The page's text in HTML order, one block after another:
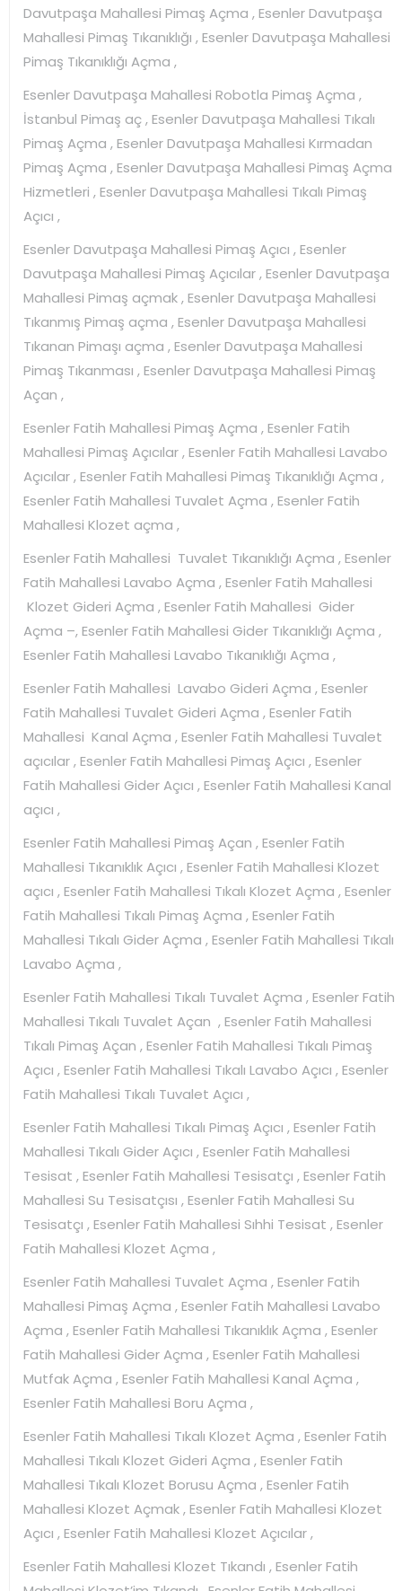
Davutpaşa Mahallesi Pimaş Açma , Esenler Davutpaşa
Mahallesi Pimaş Tıkanıklığı , Esenler Davutpaşa Mahallesi
Pimaş Tıkanıklığı Açma ,
Esenler Davutpaşa Mahallesi Robotla Pimaş Açma ,
İstanbul Pimaş aç , Esenler Davutpaşa Mahallesi Tıkalı
Pimaş Açma , Esenler Davutpaşa Mahallesi Kırmadan
Pimaş Açma , Esenler Davutpaşa Mahallesi Pimaş Açma
Hizmetleri , Esenler Davutpaşa Mahallesi Tıkalı Pimaş
Açıcı ,
Esenler Davutpaşa Mahallesi Pimaş Açıcı , Esenler
Davutpaşa Mahallesi Pimaş Açıcılar , Esenler Davutpaşa
Mahallesi Pimaş açmak , Esenler Davutpaşa Mahallesi
Tıkanmış Pimaş açma , Esenler Davutpaşa Mahallesi
Tıkanan Pimaşı açma , Esenler Davutpaşa Mahallesi
Pimaş Tıkanması , Esenler Davutpaşa Mahallesi Pimaş
Açan ,
Esenler Fatih Mahallesi Pimaş Açma , Esenler Fatih
Mahallesi Pimaş Açıcılar , Esenler Fatih Mahallesi Lavabo
Açıcılar , Esenler Fatih Mahallesi Pimaş Tıkanıklığı Açma ,
Esenler Fatih Mahallesi Tuvalet Açma , Esenler Fatih
Mahallesi Klozet açma ,
Esenler Fatih Mahallesi Tuvalet Tıkanıklığı Açma , Esenler
Fatih Mahallesi Lavabo Açma , Esenler Fatih Mahallesi
Klozet Gideri Açma , Esenler Fatih Mahallesi Gider
Açma –, Esenler Fatih Mahallesi Gider Tıkanıklığı Açma ,
Esenler Fatih Mahallesi Lavabo Tıkanıklığı Açma ,
Esenler Fatih Mahallesi Lavabo Gideri Açma , Esenler
Fatih Mahallesi Tuvalet Gideri Açma , Esenler Fatih
Mahallesi Kanal Açma , Esenler Fatih Mahallesi Tuvalet
açıcılar , Esenler Fatih Mahallesi Pimaş Açıcı , Esenler
Fatih Mahallesi Gider Açıcı , Esenler Fatih Mahallesi Kanal
açıcı ,
Esenler Fatih Mahallesi Pimaş Açan , Esenler Fatih
Mahallesi Tıkanıklık Açıcı , Esenler Fatih Mahallesi Klozet
açıcı , Esenler Fatih Mahallesi Tıkalı Klozet Açma , Esenler
Fatih Mahallesi Tıkalı Pimaş Açma , Esenler Fatih
Mahallesi Tıkalı Gider Açma , Esenler Fatih Mahallesi Tıkalı
Lavabo Açma ,
Esenler Fatih Mahallesi Tıkalı Tuvalet Açma , Esenler Fatih
Mahallesi Tıkalı Tuvalet Açan , Esenler Fatih Mahallesi
Tıkalı Pimaş Açan , Esenler Fatih Mahallesi Tıkalı Pimaş
Açıcı , Esenler Fatih Mahallesi Tıkalı Lavabo Açıcı , Esenler
Fatih Mahallesi Tıkalı Tuvalet Açıcı ,
Esenler Fatih Mahallesi Tıkalı Pimaş Açıcı , Esenler Fatih
Mahallesi Tıkalı Gider Açıcı , Esenler Fatih Mahallesi
Tesisat , Esenler Fatih Mahallesi Tesisatçı , Esenler Fatih
Mahallesi Su Tesisatçısı , Esenler Fatih Mahallesi Su
Tesisatçı , Esenler Fatih Mahallesi Sıhhi Tesisat , Esenler
Fatih Mahallesi Klozet Açma ,
Esenler Fatih Mahallesi Tuvalet Açma , Esenler Fatih
Mahallesi Pimaş Açma , Esenler Fatih Mahallesi Lavabo
Açma , Esenler Fatih Mahallesi Tıkanıklık Açma , Esenler
Fatih Mahallesi Gider Açma , Esenler Fatih Mahallesi
Mutfak Açma , Esenler Fatih Mahallesi Kanal Açma ,
Esenler Fatih Mahallesi Boru Açma ,
Esenler Fatih Mahallesi Tıkalı Klozet Açma , Esenler Fatih
Mahallesi Tıkalı Klozet Gideri Açma , Esenler Fatih
Mahallesi Tıkalı Klozet Borusu Açma , Esenler Fatih
Mahallesi Klozet Açmak , Esenler Fatih Mahallesi Klozet
Açıcı , Esenler Fatih Mahallesi Klozet Açıcılar ,
Esenler Fatih Mahallesi Klozet Tıkandı , Esenler Fatih